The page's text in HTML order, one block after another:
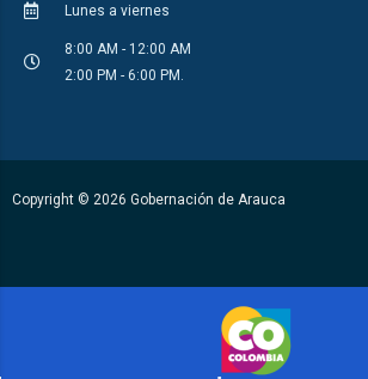
Lunes a viernes
8:00 AM - 12:00 AM
2:00 PM - 6:00 PM.
Copyright © 2026 Gobernación de Arauca